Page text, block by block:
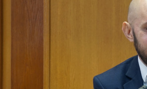
4-я сессия Вологодской
городской Думы